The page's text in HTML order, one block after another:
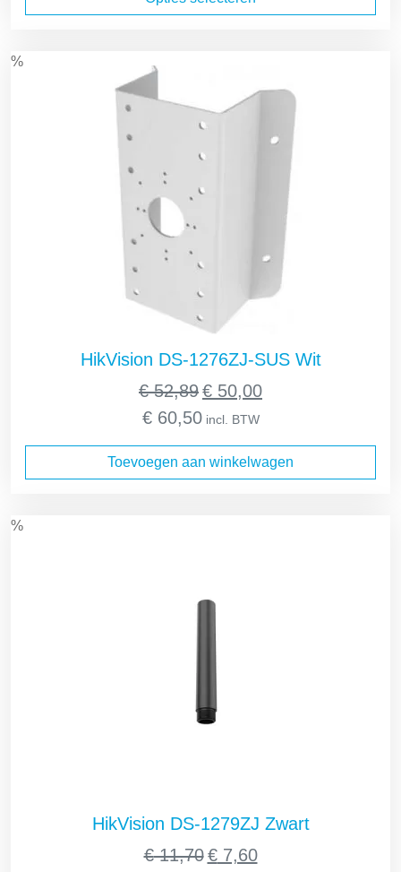
€ 60,00. € 35,00.
%
HikVision DS-1276ZJ-SUS Wit
€52,89 Oorspronkelijke
€ 52,89.
€ 50,00Huidige
€ 50,00.
€60,50incl. BTW
Toevoegen aan winkelwagen
%
HikVision DS-1279ZJ Zwart
€11,70 Oorspronkelijke
€7,60Huidige